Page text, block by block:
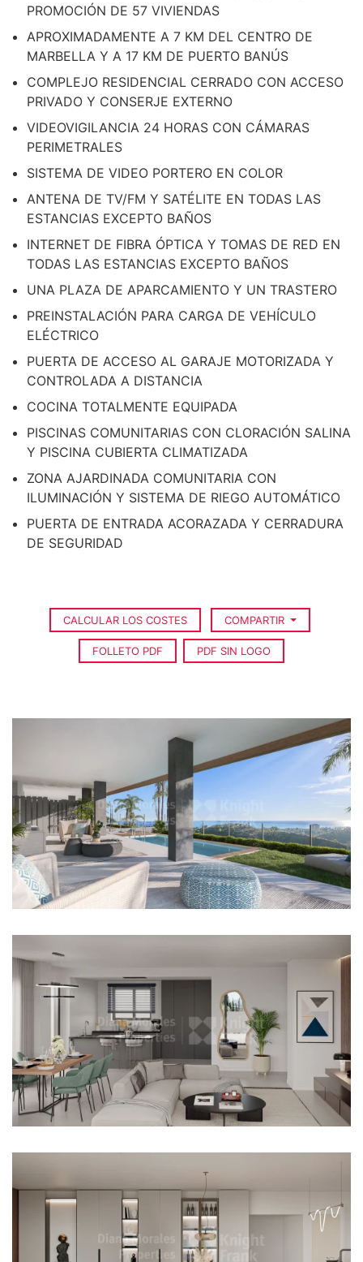
PROMOCIÓN DE 57 VIVIENDAS
APROXIMADAMENTE A 7 KM DEL CENTRO DE
MARBELLA Y A 17 KM DE PUERTO BANÚS
COMPLEJO RESIDENCIAL CERRADO CON ACCESO
PRIVADO Y CONSERJE EXTERNO
VIDEOVIGILANCIA 24 HORAS CON CÁMARAS
PERIMETRALES
SISTEMA DE VIDEO PORTERO EN COLOR
ANTENA DE TV/FM Y SATÉLITE EN TODAS LAS
ESTANCIAS EXCEPTO BAÑOS
INTERNET DE FIBRA ÓPTICA Y TOMAS DE RED EN
TODAS LAS ESTANCIAS EXCEPTO BAÑOS
UNA PLAZA DE APARCAMIENTO Y UN TRASTERO
PREINSTALACIÓN PARA CARGA DE VEHÍCULO
ELÉCTRICO
PUERTA DE ACCESO AL GARAJE MOTORIZADA Y
CONTROLADA A DISTANCIA
COCINA TOTALMENTE EQUIPADA
PISCINAS COMUNITARIAS CON CLORACIÓN SALINA
Y PISCINA CUBIERTA CLIMATIZADA
ZONA AJARDINADA COMUNITARIA CON
ILUMINACIÓN Y SISTEMA DE RIEGO AUTOMÁTICO
PUERTA DE ENTRADA ACORAZADA Y CERRADURA
DE SEGURIDAD
CALCULAR LOS COSTES COMPARTIR
FOLLETO PDF PDF SIN LOGO